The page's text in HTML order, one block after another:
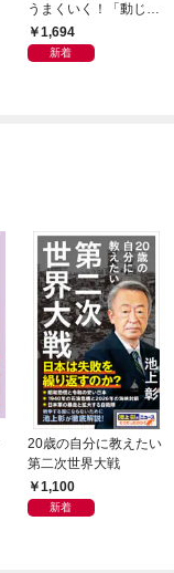
うまくいく！「動じな
い心」の作り方
1,694
新着
20歳の自分に教えたい
第二次世界大戦
1,100
新着